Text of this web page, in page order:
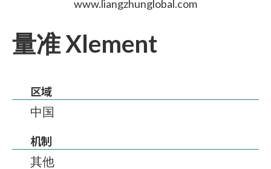
www.liangzhunglobal.com
量准 Xlement
区域
中国
机制
其他